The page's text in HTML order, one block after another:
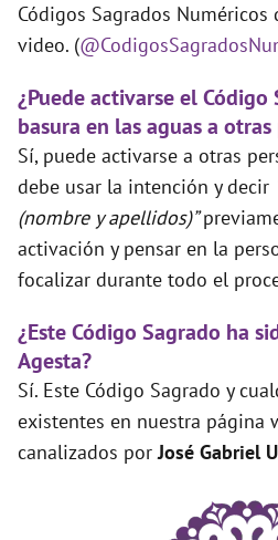
Códigos Sagrados
video. (
¿Puede activarse el Código
basura en las aguas a otras
Sí, puede activarse a otras
debe usar la intención y decir
(nombre y apellidos)”
activación y pensar en la
focalizar durante todo el
¿Este Código Sagrado ha
Agesta?
Sí. Este Código Sagrado y
existentes en nuestra página
canalizados porJosé Gabriel